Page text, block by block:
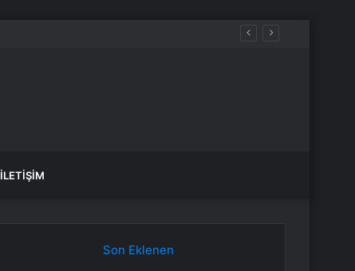
İLETIŞIM
Son Eklenen